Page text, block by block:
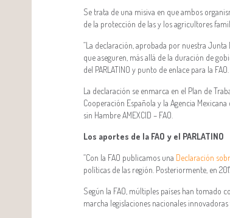
Se trata de una misiva en que ambos
de la protección de las y los agricultores
“La declaración, aprobada por nuestra
que aseguren, más allá de la duración de
del PARLATINO y punto de enlace para la FAO.
La declaración se enmarca en el Plan de
Cooperación Española y la Agencia
sin Hambre AMEXCID – FAO.
Los aportes de la FAO y el PARLATINO
“Con la FAO publicamos una Declaración
políticas de las región. Posteriormente, en
Según la FAO, múltiples países han tomado
marcha legislaciones nacionales